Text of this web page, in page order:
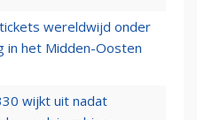
wereldwijd onder
in het Midden-Oosten
wijkt uit nadat